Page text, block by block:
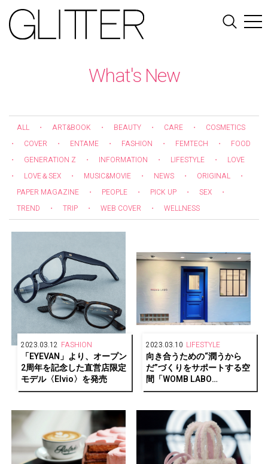
What's New
ALL ・ ART&BOOK ・ BEAUTY ・ CARE ・
COSMETICS
・
COVER ・ ENTAME ・ FASHION ・ FEMTECH ・
FOOD
・
GENERATION Z ・ INFORMATION ・ LIFESTYLE ・
LOVE
・
LOVE＆SEX ・ MUSIC&MOVIE ・ NEWS ・ ORIGINAL
・
PAPER MAGAZINE
・ PEOPLE ・ PICK UP ・ SEX
・
TREND
・ TRIP ・ WEB COVER ・ WELLNESS
2023.03.12 FASHION
「EYEVAN」より、オープン
2周年を記念した直営店限定
モデル〈Elvio〉を発売
2023.03.10 LIFESTYLE
向き合うための“潤うから
だ”づくりをサポートする空
間「WOMB LABO
Daikanyama」がオープン